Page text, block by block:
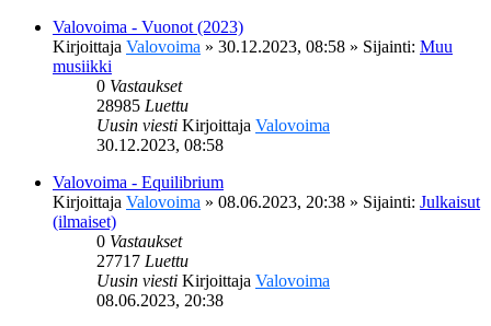
Valovoima - Vuonot (2023)
Kirjoittaja Valovoima » 30.12.2023, 08:58 » Sijainti: Muu
musiikki
0 Vastaukset
28985 Luettu
Uusin viesti Kirjoittaja Valovoima
30.12.2023, 08:58
Valovoima - Equilibrium
Kirjoittaja Valovoima » 08.06.2023, 20:38 » Sijainti: Julkaisut
(ilmaiset)
0 Vastaukset
27717 Luettu
Uusin viesti Kirjoittaja Valovoima
08.06.2023, 20:38